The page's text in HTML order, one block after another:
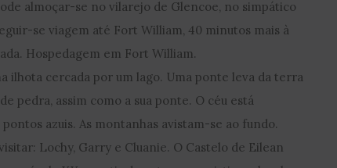
almoçar-se no vilarejo de Glencoe, no simpático
se viagem até Fort William, 40 minutos mais à
Hospedagem em Fort William.
ilhota cercada por um lago. Uma ponte leva da terra
pedra, assim como a sua ponte. O céu está
azuis. As montanhas avistam-se ao fundo.
Lochy, Garry e Cluanie. O Castelo de Eilean